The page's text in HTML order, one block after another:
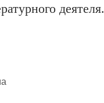
деятеля.